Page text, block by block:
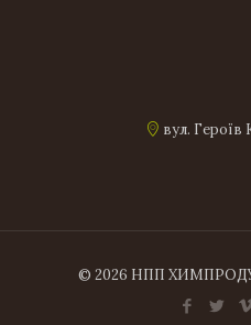
вул. Героїв
© 2026 НПП